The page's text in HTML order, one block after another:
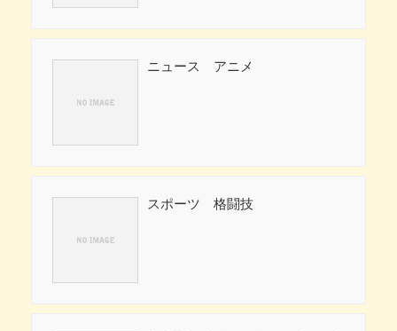
ニュース アニメ
スポーツ 格闘技